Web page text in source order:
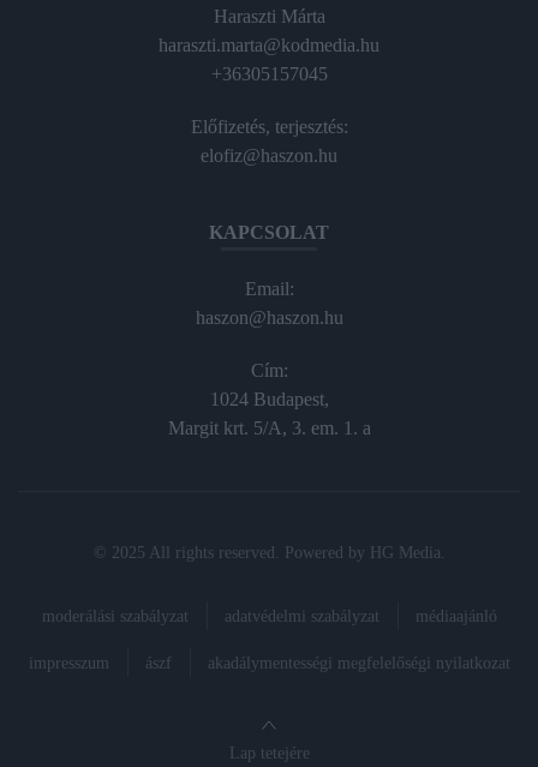
Haraszti Márta
haraszti.marta@kodmedia.hu
+36305157045
Előfizetés, terjesztés:
elofiz@haszon.hu
KAPCSOLAT
Email:
haszon@haszon.hu
Cím:
1024 Budapest,
Margit krt. 5/A, 3. em. 1. a
© 2025 All rights reserved. Powered by HG Media.
moderálási szabályzat adatvédelmi szabályzat médiaajánló
impresszum ászf akadálymentességi megfelelőségi nyilatkozat
Lap tetejére